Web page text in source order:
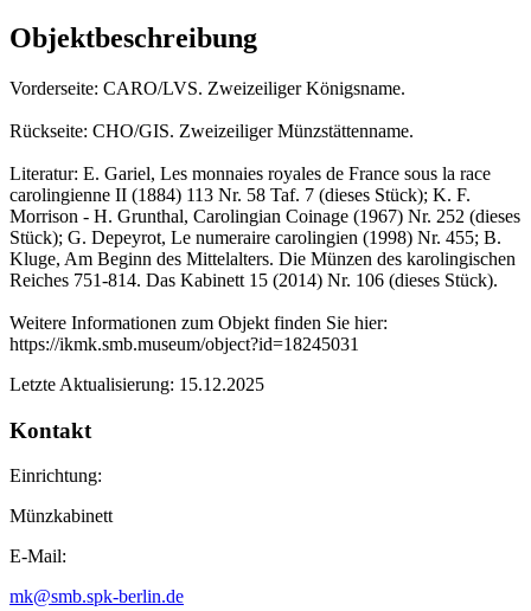
Objektbeschreibung
Vorderseite: CARO/LVS. Zweizeiliger Königsname.
Rückseite: CHO/GIS. Zweizeiliger Münzstättenname.
Literatur: E. Gariel, Les monnaies royales de France sous la race
carolingienne II (1884) 113 Nr. 58 Taf. 7 (dieses Stück); K. F.
Morrison - H. Grunthal, Carolingian Coinage (1967) Nr. 252 (dieses
Stück); G. Depeyrot, Le numeraire carolingien (1998) Nr. 455; B.
Kluge, Am Beginn des Mittelalters. Die Münzen des karolingischen
Reiches 751-814. Das Kabinett 15 (2014) Nr. 106 (dieses Stück).
Weitere Informationen zum Objekt finden Sie hier:
https://ikmk.smb.museum/object?id=18245031
Letzte Aktualisierung: 15.12.2025
Kontakt
Einrichtung:
Münzkabinett
E-Mail:
mk@smb.spk-berlin.de